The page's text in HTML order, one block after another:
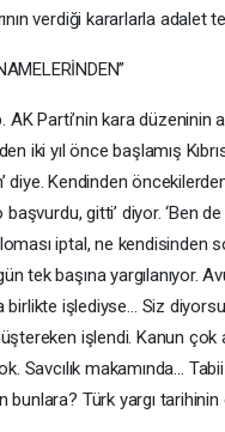
verdiği kararlarla adalet
Parti’nin kara düzeninin
iki yıl önce başlamış
diye. Kendinden
gitti’ diyor. ‘Ben
iptal, ne kendisinden
tek başına yargılanıyor.
işlediyse… Siz
işlendi. Kanun çok
Savcılık makamında…
bunlara? Türk yargı